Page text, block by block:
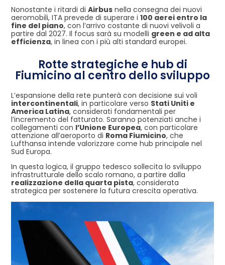
Nonostante i ritardi di Airbus nella consegna dei nuovi
aeromobili, ITA prevede di superare i 100 aerei entro la
fine del piano, con l’arrivo costante di nuovi velivoli a
partire dal 2027. Il focus sarà su modelli green e ad alta
efficienza, in linea con i più alti standard europei.
Rotte strategiche e hub di
Fiumicino al centro dello sviluppo
L’espansione della rete punterà con decisione sui voli
intercontinentali, in particolare verso Stati Uniti e
America Latina, considerati fondamentali per
l’incremento del fatturato. Saranno potenziati anche i
collegamenti con l’Unione Europea, con particolare
attenzione all’aeroporto di Roma Fiumicino, che
Lufthansa intende valorizzare come hub principale nel
Sud Europa.
In questa logica, il gruppo tedesco sollecita lo sviluppo
infrastrutturale dello scalo romano, a partire dalla
realizzazione della quarta pista, considerata
strategica per sostenere la futura crescita operativa.